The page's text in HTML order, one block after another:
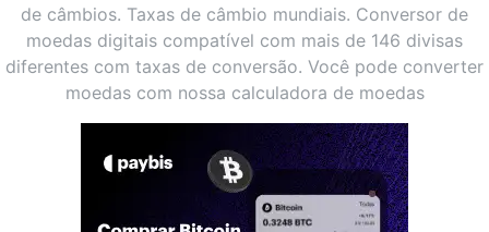
de câmbios. Taxas de câmbio mundiais. Conversor de
moedas digitais compatível com mais de 146 divisas
diferentes com taxas de conversão. Você pode converter
moedas com nossa calculadora de moedas